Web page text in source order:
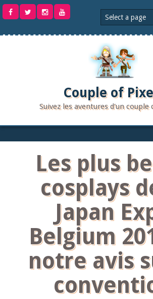
Aller
Couple of
Suivez les aventures d'un couple
Les plus
cosplays
Japan
Belgium
notre avis